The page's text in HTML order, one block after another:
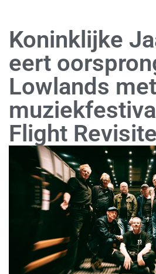
Koninklijke
eert
Lowlands met
Flight